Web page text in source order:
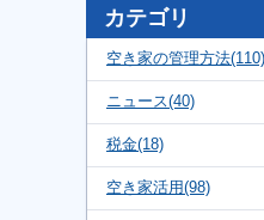
カテゴリ
空き家の管理方法(110)
ニュース(40)
税金(18)
空き家活用(98)